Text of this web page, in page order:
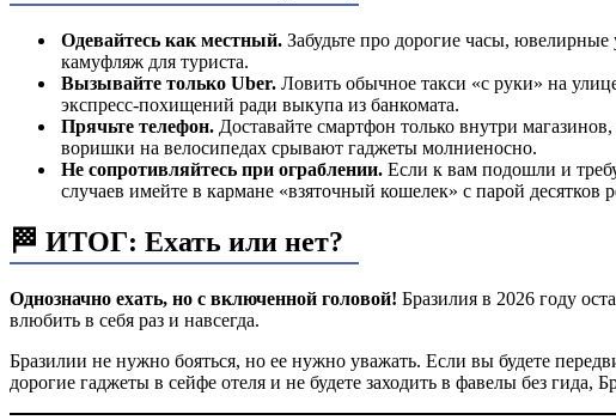
Одевайтесь как местный. Забудьте про дорогие часы,
камуфляж для туриста.
Вызывайте только Uber. Ловить обычное такси «с руки» на
экспресс-похищений ради выкупа из банкомата.
Прячьте телефон. Доставайте смартфон только внутри
воришки на велосипедах срывают гаджеты молниеносно.
Не сопротивляйтесь при ограблении. Если к вам подошли и
случаев имейте в кармане «взяточный кошелек» с парой десятков
🏁 ИТОГ: Ехать или нет?
Однозначно ехать, но с включенной головой! Бразилия в 2026 году
влюбить в себя раз и навсегда.
Бразилии не нужно бояться, но ее нужно уважать. Если вы будете
дорогие гаджеты в сейфе отеля и не будете заходить в фавелы без